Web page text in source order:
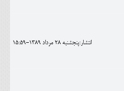
انتشار:پنجشنبه 28 مرداد 1389-15:59